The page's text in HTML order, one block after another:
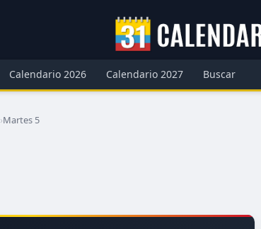
Calendario 2026 Calendario 2027 Buscar
›Martes 5